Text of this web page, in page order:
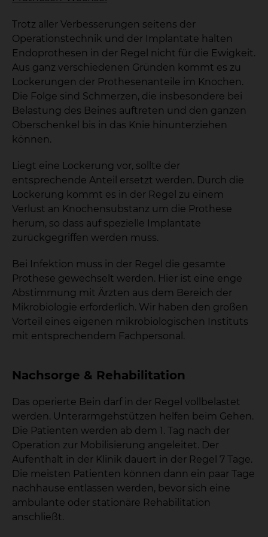
Trotz aller Verbesserungen seitens der
Operationstechnik und der Implantate halten
Endoprothesen in der Regel nicht für die Ewigkeit.
Aus ganz verschiedenen Gründen kommt es zu
Lockerungen der Prothesenanteile im Knochen.
Die Folge sind Schmerzen, die insbesondere bei
Belastung des Beines auftreten und den ganzen
Oberschenkel bis in das Knie hinunterziehen
können.
Liegt eine Lockerung vor, sollte der
entsprechende Anteil ersetzt werden. Durch die
Lockerung kommt es in der Regel zu einem
Verlust an Knochensubstanz um die Prothese
herum, so dass auf spezielle Implantate
zurückgegriffen werden muss.
Bei Infektion muss in der Regel die gesamte
Prothese gewechselt werden. Hier ist eine enge
Abstimmung mit Ärzten aus dem Bereich der
Mikrobiologie erforderlich. Wir haben den großen
Vorteil eines eigenen mikrobiologischen Instituts
mit entsprechendem Fachpersonal.
Nachsorge & Rehabilitation
Das operierte Bein darf in der Regel vollbelastet
werden. Unterarmgehstützen helfen beim Gehen.
Die Patienten werden ab dem 1. Tag nach der
Operation zur Mobilisierung angeleitet. Der
Aufenthalt in der Klinik dauert in der Regel 7 Tage.
Die meisten Patienten können dann ein paar Tage
nachhause entlassen werden, bevor sich eine
ambulante oder stationäre Rehabilitation
anschließt.